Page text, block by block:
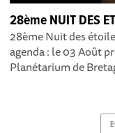
28ème NUIT DES
28ème Nuit des
agenda : le 03 Août
Planétarium de